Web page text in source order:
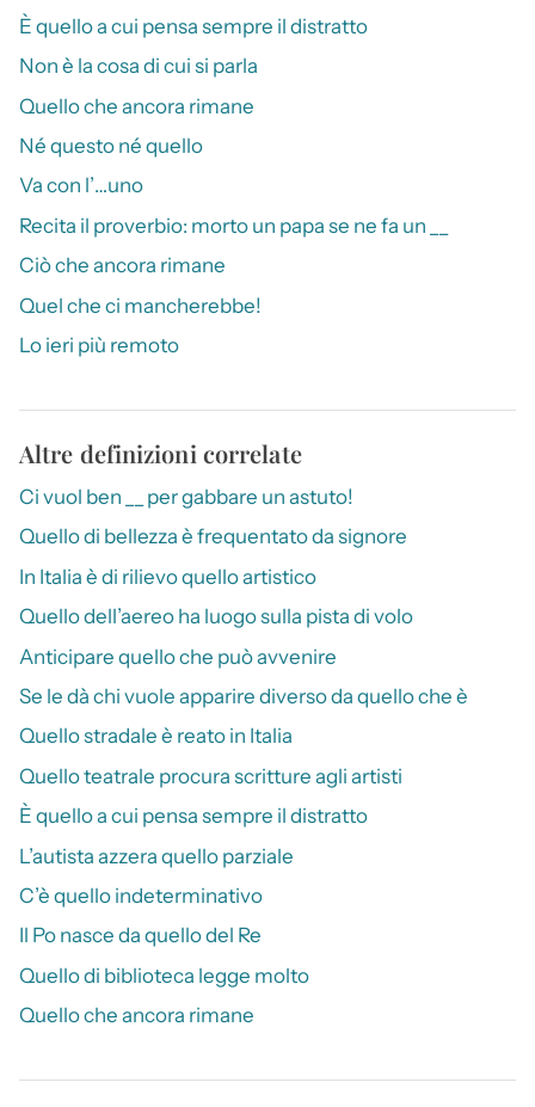
È quello a cui pensa sempre il distratto
Non è la cosa di cui si parla
Quello che ancora rimane
Né questo né quello
Va con l’…uno
Recita il proverbio: morto un papa se ne fa un __
Ciò che ancora rimane
Quel che ci mancherebbe!
Lo ieri più remoto
Altre definizioni correlate
Ci vuol ben __ per gabbare un astuto!
Quello di bellezza è frequentato da signore
In Italia è di rilievo quello artistico
Quello dell’aereo ha luogo sulla pista di volo
Anticipare quello che può avvenire
Se le dà chi vuole apparire diverso da quello che è
Quello stradale è reato in Italia
Quello teatrale procura scritture agli artisti
È quello a cui pensa sempre il distratto
L’autista azzera quello parziale
C’è quello indeterminativo
Il Po nasce da quello del Re
Quello di biblioteca legge molto
Quello che ancora rimane